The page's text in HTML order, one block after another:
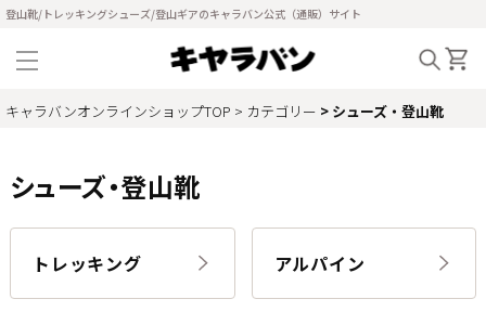
登山靴/トレッキングシューズ/登山ギアのキャラバン公式（通販）サイト
キャラバンオンラインショップTOP カテゴリー シューズ・登山靴
シューズ・登山靴
トレッキング アルパイン